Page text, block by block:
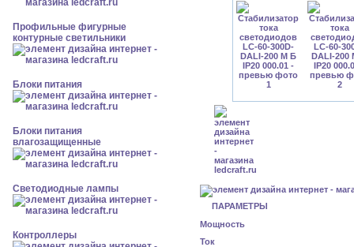
Профильные фигурные
контурные светильники
Блоки питания
Блоки питания
влагозащищенные
Светодиодные лампы
Контроллеры
ПАРАМЕТРЫ
Мощность
Ток